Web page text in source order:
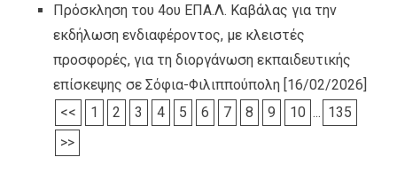
Πρόσκληση του 4ου ΕΠΑ.Λ. Καβάλας για την
εκδήλωση ενδιαφέροντος, με κλειστές
προσφορές, για τη διοργάνωση εκπαιδευτικής
επίσκεψης σε Σόφια-Φιλιππούπολη [16/02/2026]
<<
1 2 3 4 5 6 7 8 9 10 ... 135
>>